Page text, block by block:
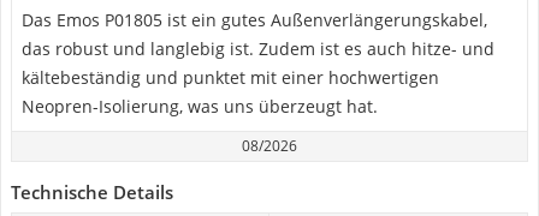
Das Emos P01805 ist ein gutes Außenverlängerungskabel,
das robust und langlebig ist. Zudem ist es auch hitze- und
kältebeständig und punktet mit einer hochwertigen
Neopren-Isolierung, was uns überzeugt hat.
08/2026
Technische Details